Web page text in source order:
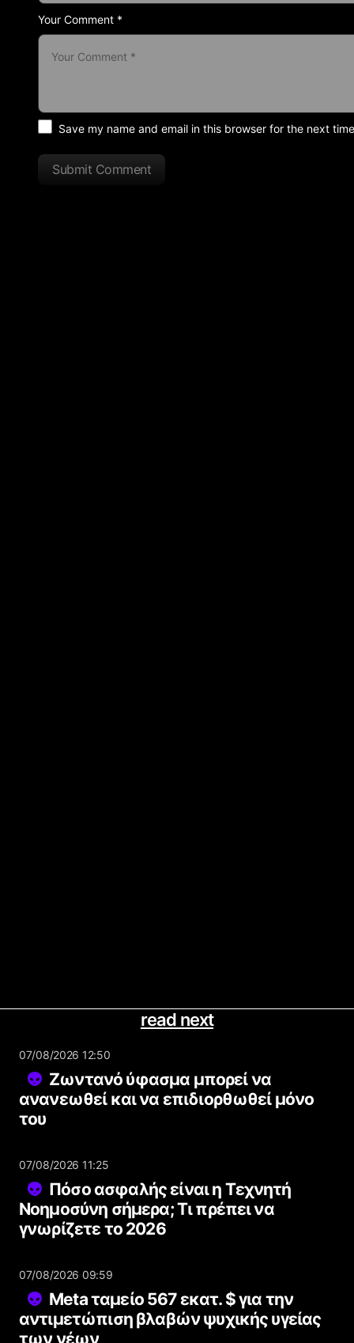
Your Comment *
Save my name and email in this browser for the next
Submit Comment
read next
07/08/2026 12:50
Ζωντανό ύφασμα μπορεί να
ανανεωθεί και να επιδιορθωθεί μόνο
του
07/08/2026 11:25
Πόσο ασφαλής είναι η Τεχνητή
Νοημοσύνη σήμερα; Τι πρέπει να
γνωρίζετε το 2026
07/08/2026 09:59
Meta ταμείο 567 εκατ. $ για την
αντιμετώπιση βλαβών ψυχικής υγείας
των νέων